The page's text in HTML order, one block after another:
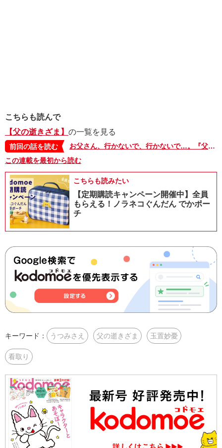
こちらも読んで
【父の逝きざま】 の一覧を見る
前回の話を読む
お父さん、行かないで、行かないで…。『父の逝きざま 末期ガンの父を自宅で看取るまで』コドモエCOMICSより発売中！
この連載を最初から読む
こちらも読みたい
【定期購読キャンペーン開催中】全員
もらえる！ノラネコぐんだん でかポー
チ
キーワード： うつみさえ 父の逝きざま 玉置妙憂
看取り